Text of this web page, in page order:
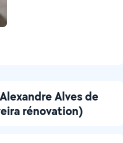
Alves de
rénovation)